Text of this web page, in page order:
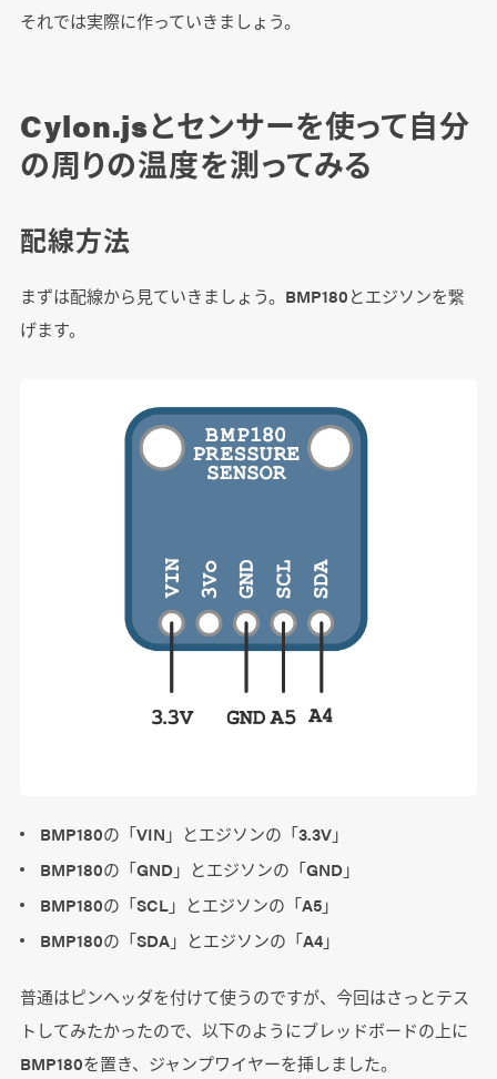
それでは実際に作っていきましょう。
Cylon.jsとセンサーを使って自分
の周りの温度を測ってみる
配線方法
まずは配線から見ていきましょう。BMP180とエジソンを繋
げます。
BMP180の「VIN」とエジソンの「3.3V」
BMP180の「GND」とエジソンの「GND」
BMP180の「SCL」とエジソンの「A5」
BMP180の「SDA」とエジソンの「A4」
普通はピンヘッダを付けて使うのですが、今回はさっとテス
トしてみたかったので、以下のようにブレッドボードの上に
BMP180を置き、ジャンプワイヤーを挿しました。